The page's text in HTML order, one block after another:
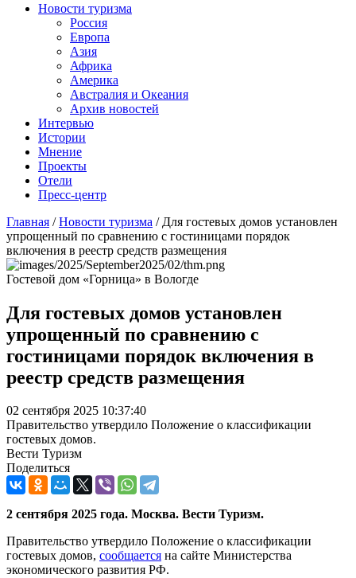
Новости туризма
Россия
Европа
Азия
Африка
Америка
Австралия и Океания
Архив новостей
Интервью
Истории
Мнение
Проекты
Отели
Пресс-центр
Главная /Новости туризма / Для гостевых домов установлен
упрощенный по сравнению с гостиницами порядок
включения в реестр средств размещения
Гостевой дом «Горница» в Вологде
Для гостевых домов установлен
упрощенный по сравнению с
гостиницами порядок включения в
реестр средств размещения
02 сентября 2025 10:37:40
Правительство утвердило Положение о классификации
гостевых домов.
Вести Туризм
Поделиться
2 сентября 2025 года. Москва. Вести Туризм.
Правительство утвердило Положение о классификации
гостевых домов, сообщается на сайте Министерства
экономического развития РФ.